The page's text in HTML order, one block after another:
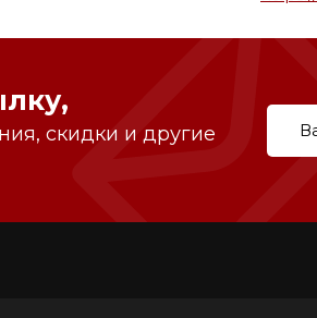
скидки и другие